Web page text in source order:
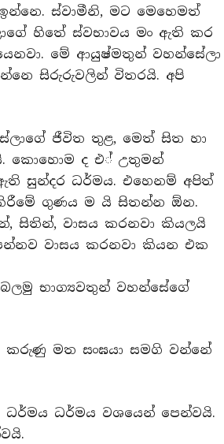
ස්වාමීනි, මට මෙහෙමත්
හිතේ ස්වභාවය මං ඇති කර
මේ ආයුෂ්මතුන් වහන්සේලා
සිරුරුවලින් විතරයි. අපි
ජීවිත තුළ, මෙත් සිත හා
කොහොම ද එ් උතුමන්
සුන්දර ධර්මය. එහෙනම් අපිත්
ගුණය ම යි සිතන්න ඕන.
සිතින්, වාසය කරනවා කියලයි
වාසය කරනවා කියන එක
භාග්‍යවතුන් වහන්සේගේ
කරුණු මත සංඝයා සමගි වන්නේ
ධර්මය ධර්මය වශයෙන් පෙන්වයි.